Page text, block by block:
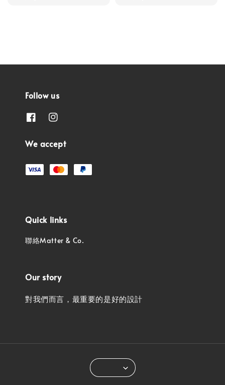
Follow us
We accept
Quick links
聯絡Matter & Co.
Our story
對我們而言，最重要的是好的設計